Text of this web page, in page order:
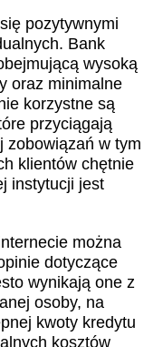
pozytywnymi
Bank
wysoką
oraz minimalne
korzystne są
przyciągają
zobowiązań w tym
klientów chętnie
instytucji jest
można
dotyczące
wynikają one z
osoby, na
kwoty kredytu
kosztów